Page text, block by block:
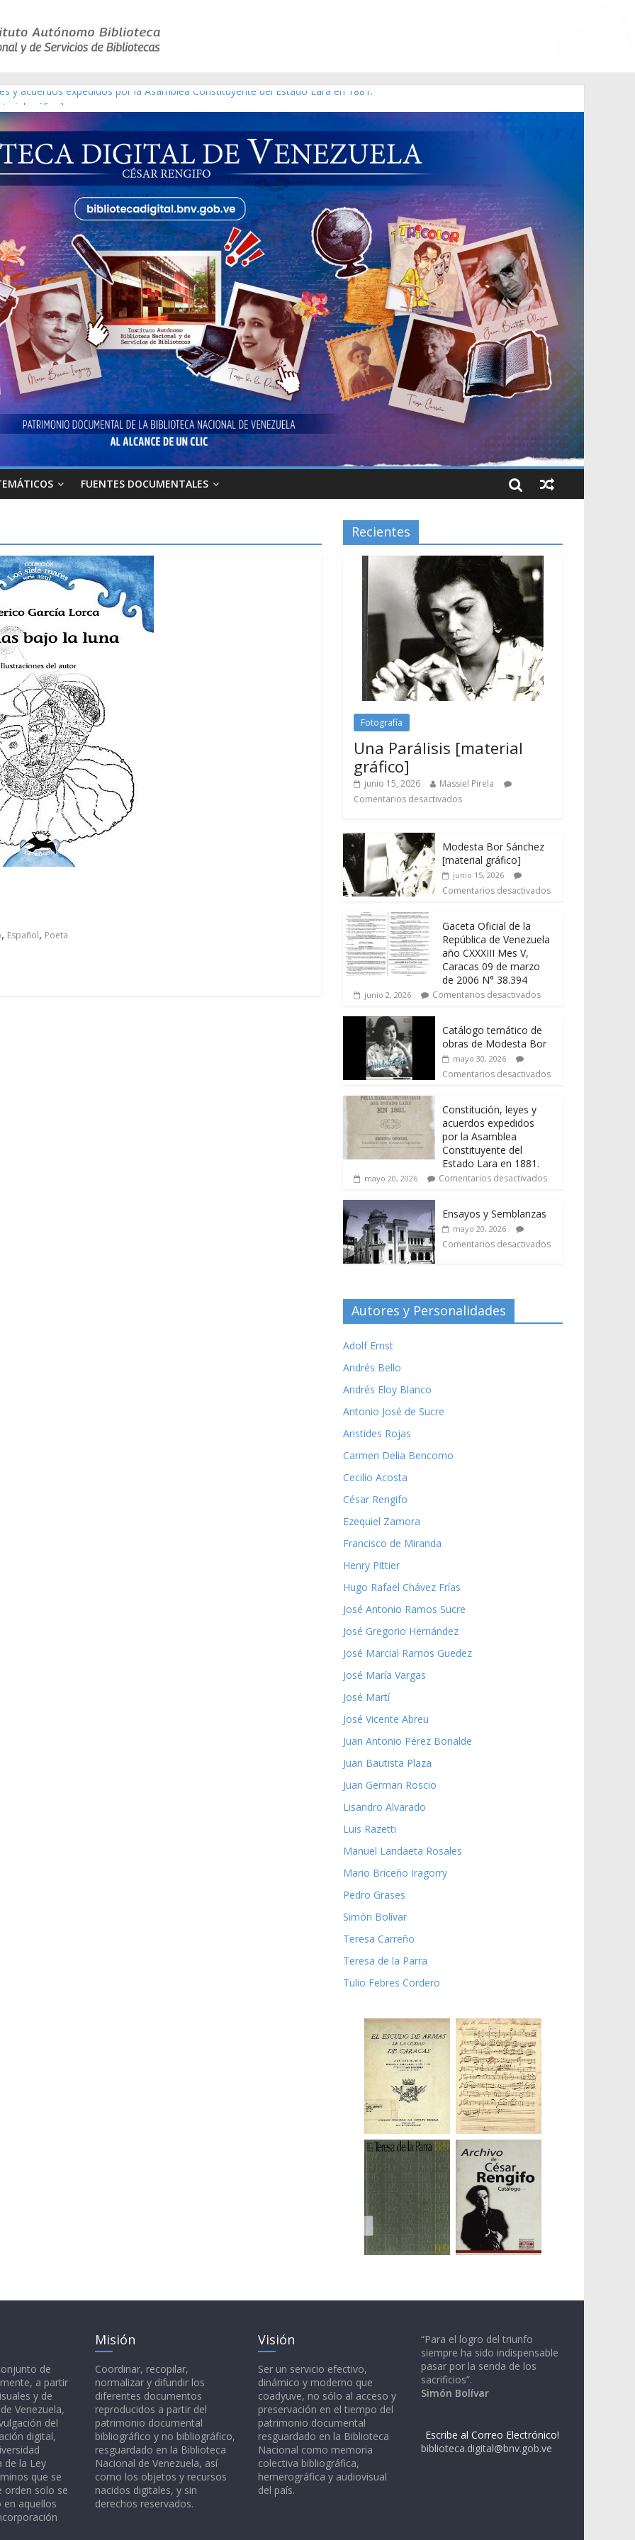
y acuerdos expedidos por la Asamblea Constituyente del Estado Lara en 1881.
gráfico]
[material gráfico]
República de Venezuela año CXXXIII Mes V, Caracas 09 de marzo de 2006 N° 38.394
de obras de Modesta Bor
FUENTES DOCUMENTALES
, Español, Poeta
Recientes
Fotografía
Una Parálisis [material
gráfico]
junio 15, 2026
Massiel Pirela
Comentarios desactivados
Modesta Bor Sánchez
[material gráfico]
junio 15, 2026
Comentarios desactivados
Gaceta Oficial de la
República de Venezuela
año CXXXIII Mes V,
Caracas 09 de marzo
de 2006 N° 38.394
junio 2, 2026 Comentarios desactivados
Catálogo temático de
obras de Modesta Bor
mayo 30, 2026
Comentarios desactivados
Constitución, leyes y
acuerdos expedidos
por la Asamblea
Constituyente del
Estado Lara en 1881.
mayo 20, 2026 Comentarios desactivados
Ensayos y Semblanzas
mayo 20, 2026
Comentarios desactivados
Autores y Personalidades
Adolf Ernst
Andrés Bello
Andrés Eloy Blanco
Antonio José de Sucre
Aristides Rojas
Carmen Delia Bencomo
Cecilio Acosta
César Rengifo
Ezequiel Zamora
Francisco de Miranda
Henry Pittier
Hugo Rafael Chávez Frías
José Antonio Ramos Sucre
José Gregorio Hernández
José Marcial Ramos Guedez
José María Vargas
José Martí
José Vicente Abreu
Juan Antonio Pérez Bonalde
Juan Bautista Plaza
Juan German Roscio
Lisandro Alvarado
Luis Razetti
Manuel Landaeta Rosales
Mario Briceño Iragorry
Pedro Grases
Simón Bolívar
Teresa Carreño
Teresa de la Parra
Tulio Febres Cordero
de
a partir
y de
Venezuela,
del
digital,
de la Ley
que se
orden solo se
aquellos
Misión
Coordinar, recopilar,
normalizar y difundir los
diferentes documentos
reproducidos a partir del
patrimonio documental
bibliográfico y no bibliográfico,
resguardado en la Biblioteca
Nacional de Venezuela, así
como los objetos y recursos
nacidos digitales, y sin
derechos reservados.
Visión
Ser un servicio efectivo,
dinámico y moderno que
coadyuve, no sólo al acceso y
preservación en el tiempo del
patrimonio documental
resguardado en la Biblioteca
Nacional como memoria
colectiva bibliográfica,
hemerográfica y audiovisual
del país.
“Para el logro del triunfo
siempre ha sido indispensable
pasar por la senda de los
sacrificios”.
Simón Bolívar
Escribe al Correo Electrónico!
biblioteca.digital@bnv.gob.ve